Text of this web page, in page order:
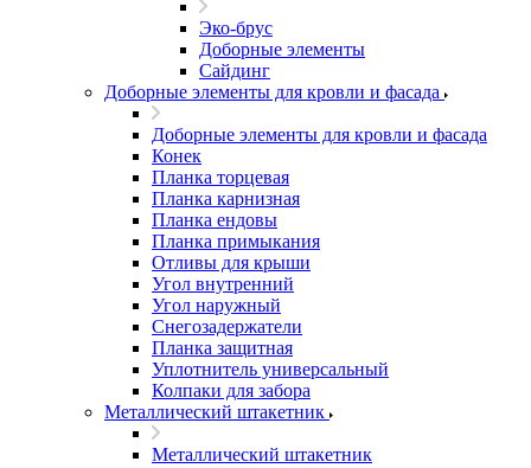
Эко-брус
Доборные элементы
Сайдинг
Доборные элементы для кровли и фасада
Доборные элементы для кровли и фасада
Конек
Планка торцевая
Планка карнизная
Планка ендовы
Планка примыкания
Отливы для крыши
Угол внутренний
Угол наружный
Снегозадержатели
Планка защитная
Уплотнитель универсальный
Колпаки для забора
Металлический штакетник
Металлический штакетник